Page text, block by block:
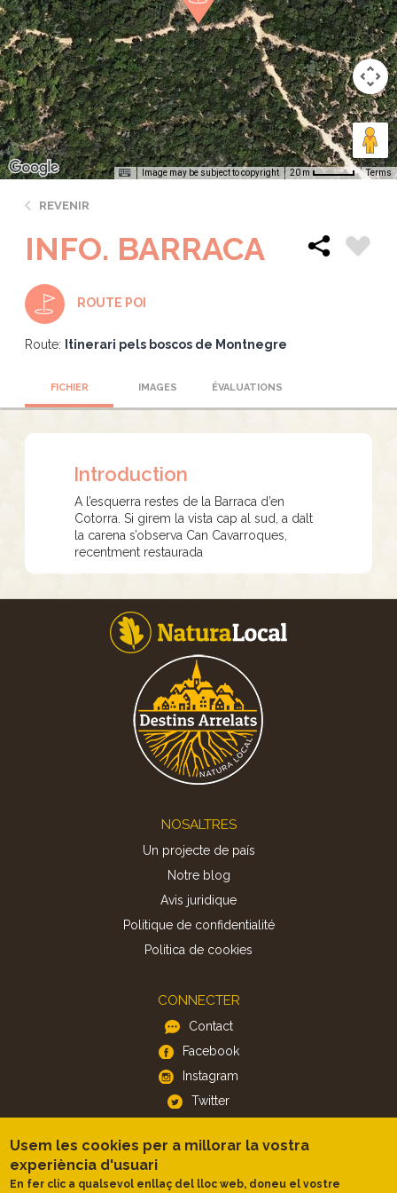
Image may be subject to copyright 20 m Terms
REVENIR
INFO. BARRACA
ROUTE POI
Route: Itinerari pels boscos de Montnegre
FICHIER IMAGES ÉVALUATIONS
Introduction
A l’esquerra restes de la Barraca d’en
Cotorra. Si girem la vista cap al sud, a dalt
la carena s’observa Can Cavarroques,
recentment restaurada
NOSALTRES
Un projecte de país
Notre blog
Avis juridique
Politique de confidentialité
Politica de cookies
CONNECTER
Contact
Facebook
Instagram
Twitter
APP
iOS
Usem les cookies per a millorar la vostra
experiència d'usuari
En fer clic a qualsevol enllaç del lloc web, doneu el vostre